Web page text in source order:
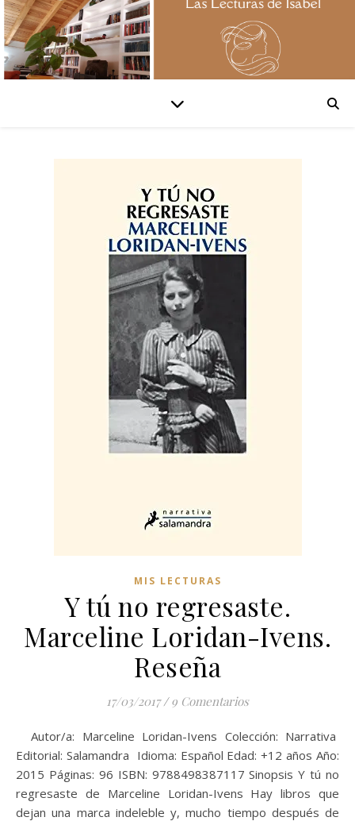
MIS LECTURAS
Y tú no regresaste.
Marceline Loridan-Ivens.
Reseña
17/03/2017 / 9 Comentarios
Autor/a: Marceline Loridan-Ivens Colección: Narrativa
Editorial: Salamandra Idioma: Español Edad: +12 años Año:
2015 Páginas: 96 ISBN: 9788498387117 Sinopsis Y tú no
regresaste de Marceline Loridan-Ivens Hay libros que
dejan una marca indeleble y, mucho tiempo después de